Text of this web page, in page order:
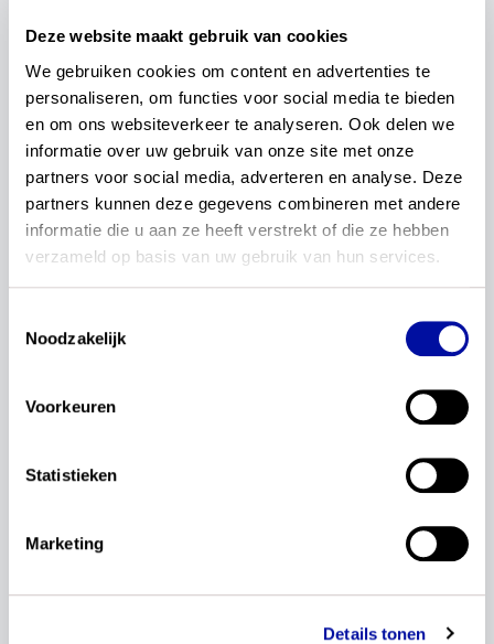
Deze website maakt gebruik van cookies
We gebruiken cookies om content en advertenties te
personaliseren, om functies voor social media te bieden
en om ons websiteverkeer te analyseren. Ook delen we
informatie over uw gebruik van onze site met onze
partners voor social media, adverteren en analyse. Deze
partners kunnen deze gegevens combineren met andere
informatie die u aan ze heeft verstrekt of die ze hebben
verzameld op basis van uw gebruik van hun services.
Noodzakelijk
Voorkeuren
Statistieken
Marketing
Details tonen
conceptkerndoelen zorgvuldig bekeken en
gewogen en heeft waar nodig experts
geraadpleegd voor vervolgstappen. Met deze
input heeft SLO de conceptkerndoelen
aangescherpt en een definitieve set
conceptkerndoelen opgeleverd.
Stap 4: Aanbieden definitieve set
kerndoelen aan OCW voor vastlegging in
Als eindproduct van deze fase heeft SLO in
verantwoordingsdocument aan het ministerie
aangeboden. Het ministerie van OCW
kerndoelen in de wet vast te leggen en besluit
op welk moment en op welke wijze de
naar het eigen onderwijscurriculum, start SLO